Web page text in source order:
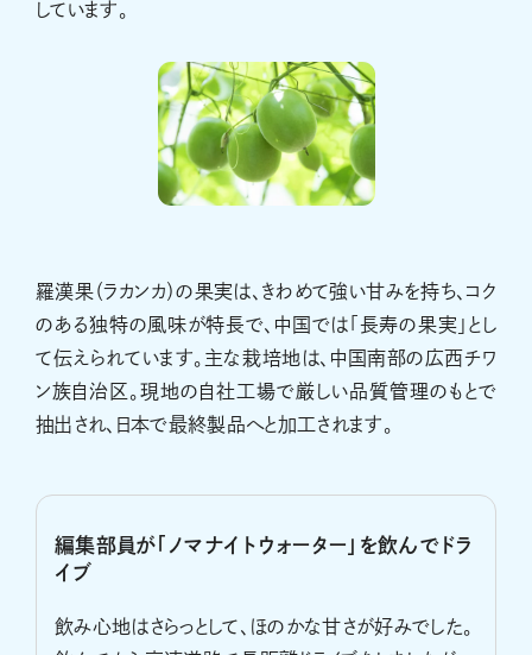
しています。
羅漢果（ラカンカ）の果実は、きわめて強い甘みを持ち、コク
のある独特の風味が特長で、中国では「長寿の果実」とし
て伝えられています。主な栽培地は、中国南部の広西チワ
ン族自治区。現地の自社工場で厳しい品質管理のもとで
抽出され、日本で最終製品へと加工されます。
編集部員が「ノマナイトウォーター」を飲んでドラ
イブ
飲み心地はさらっとして、ほのかな甘さが好みでした。